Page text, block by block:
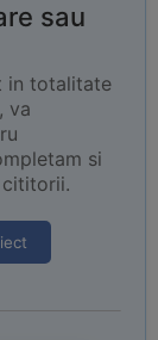
sau
in totalitate
va
si